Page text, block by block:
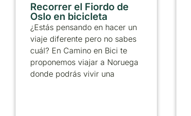
Recorrer el Fiordo de
Oslo en bicicleta
¿Estás pensando en hacer un
viaje diferente pero no sabes
cuál? En Camino en Bici te
proponemos viajar a Noruega
donde podrás vivir una